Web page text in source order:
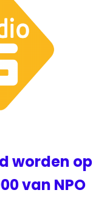
worden op
van NPO